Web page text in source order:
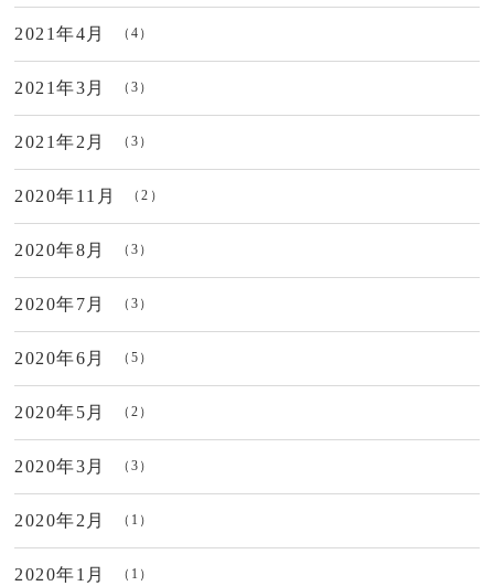
2021年4月 （4）
2021年3月 （3）
2021年2月 （3）
2020年11月 （2）
2020年8月 （3）
2020年7月 （3）
2020年6月 （5）
2020年5月 （2）
2020年3月 （3）
2020年2月 （1）
2020年1月 （1）